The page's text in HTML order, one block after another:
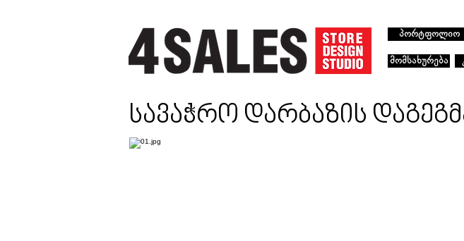
პორტფოლიო
მომსახურება
სავაჭრო დარბაზის